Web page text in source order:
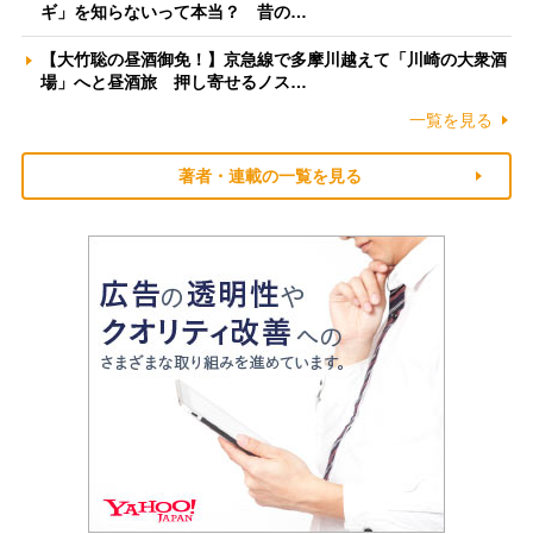
ギ」を知らないって本当？ 昔の…
【大竹聡の昼酒御免！】京急線で多摩川越えて「川崎の大衆酒
場」へと昼酒旅 押し寄せるノス…
一覧を見る
著者・連載の一覧を見る